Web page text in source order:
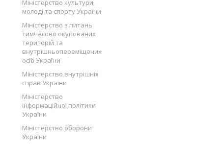
Міністерство культури,
молоді та спорту України
Міністерство з питань
тимчасово окупованих
територій та
внутрішньопереміщених
осіб України
Міністерство внутрішніх
справ України
Міністерство
інформаційної політики
України
Міністерство оборони
України